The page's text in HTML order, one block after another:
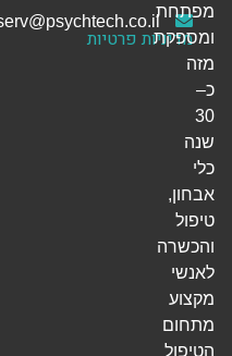
מדיניות פרטיות
מפתחת
ומספקת
מזה
כ–
30
שנה
כלי
אבחון,
טיפול
והכשרה
לאנשי
מקצוע
מתחום
הטיפול